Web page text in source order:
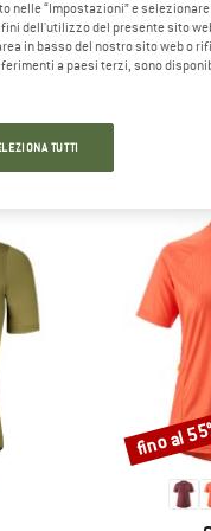
HANNO
Sconto
fino al
nelle “Impostazioni” e
dell'utilizzo del presente sito
in basso del nostro sito web o
a paesi terzi, sono
TUTTI